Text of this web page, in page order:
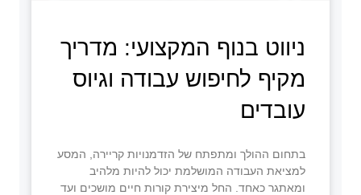
ניווט בנוף המקצועי: מדריך
מקיף לחיפוש עבודה וגיוס
עובדים
בתחום ההולך ומתפתח של הזדמנויות קריירה, המסע
למציאת העבודה המושלמת יכול להיות מלהיב
ומאתגר כאחד. החל מיצירת קורות חיים מושכים ועד